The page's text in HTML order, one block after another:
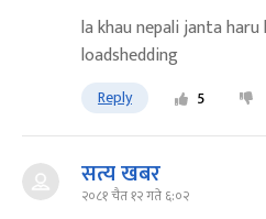
la khau nepali janta
loadshedding
Reply 5
सत्य खबर
२०८१ चैत १२ गते ६:०२